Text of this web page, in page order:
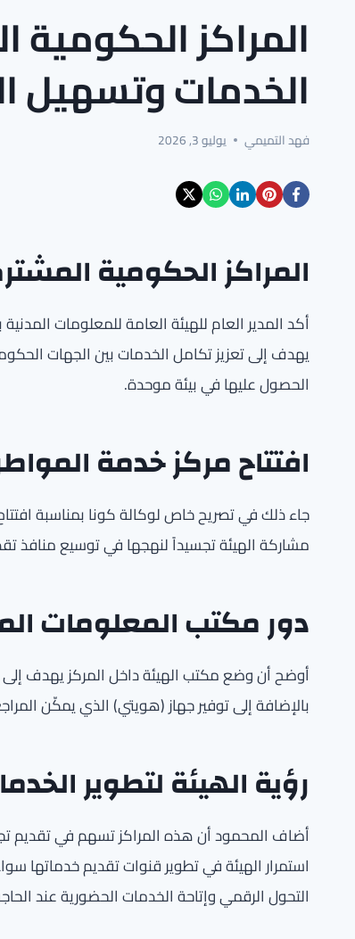
المراكز
الخدمات وتسهيل
فهد التميمي يوليو 3, 2026
المراكز الحكومية
أكد المدير العام للهيئة العامة للمعلومات
يهدف إلى تعزيز تكامل الخدمات بين الجهات
الحصول عليها في بيئة موحدة.
افتتاح مركز خدمة
جاء ذلك في تصريح خاص لوكالة كونا بمناسبة
مشاركة الهيئة تجسيداً لنهجها في توسيع منافذ
دور مكتب المعلومات
أوضح أن وضع مكتب الهيئة داخل المركز يهدف
بالإضافة إلى توفير جهاز (هويتي) الذي يمكّن
رؤية الهيئة لتطوير
أضاف المحمود أن هذه المراكز تسهم في تقديم
استمرار الهيئة في تطوير قنوات تقديم خدماتها
التحول الرقمي وإتاحة الخدمات الحضورية عند